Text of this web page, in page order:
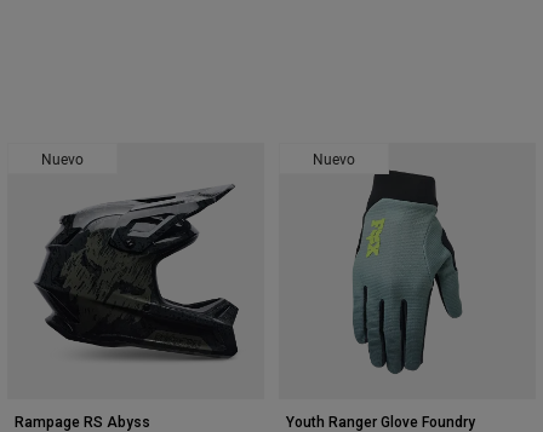
Nuevo
Rampage RS Abyss
Nuevo
Youth Ranger Glove Foundry